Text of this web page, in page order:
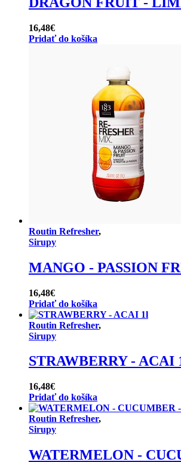
16,48€
Pridať do košíka
Routin Refresher,
Sirupy
MANGO - PASSION
16,48€
Pridať do košíka
Routin Refresher,
Sirupy
STRAWBERRY - ACAI
16,48€
Pridať do košíka
Routin Refresher,
Sirupy
WATERMELON -